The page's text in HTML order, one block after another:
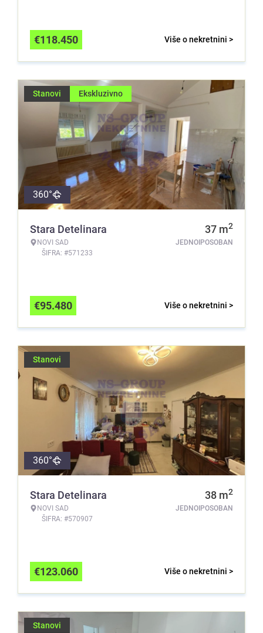
Više o nekretnini >
€118.450
Stanovi Ekskluzivno
360°
Stara Detelinara
NOVI SAD
ŠIFRA: #571233
37 m2
JEDNOIPOSOBAN
Više o nekretnini >
€95.480
Stanovi
360°
Stara Detelinara
NOVI SAD
ŠIFRA: #570907
38 m2
JEDNOIPOSOBAN
Više o nekretnini >
€123.060
Stanovi